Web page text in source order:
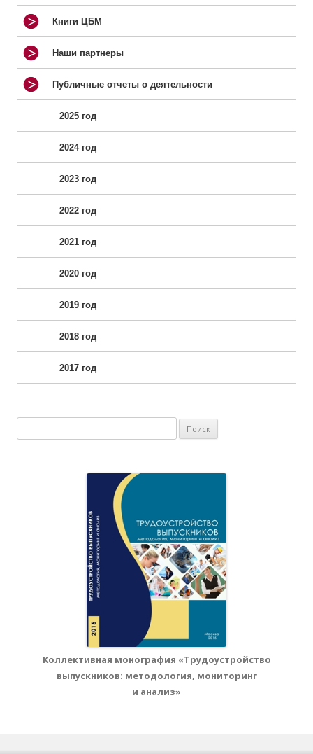
Книги ЦБМ
Наши партнеры
Публичные отчеты о деятельности
2025 год
2024 год
2023 год
2022 год
2021 год
2020 год
2019 год
2018 год
2017 год
Коллективная монография «Трудоустройство
выпускников: методология, мониторинг
и анализ»